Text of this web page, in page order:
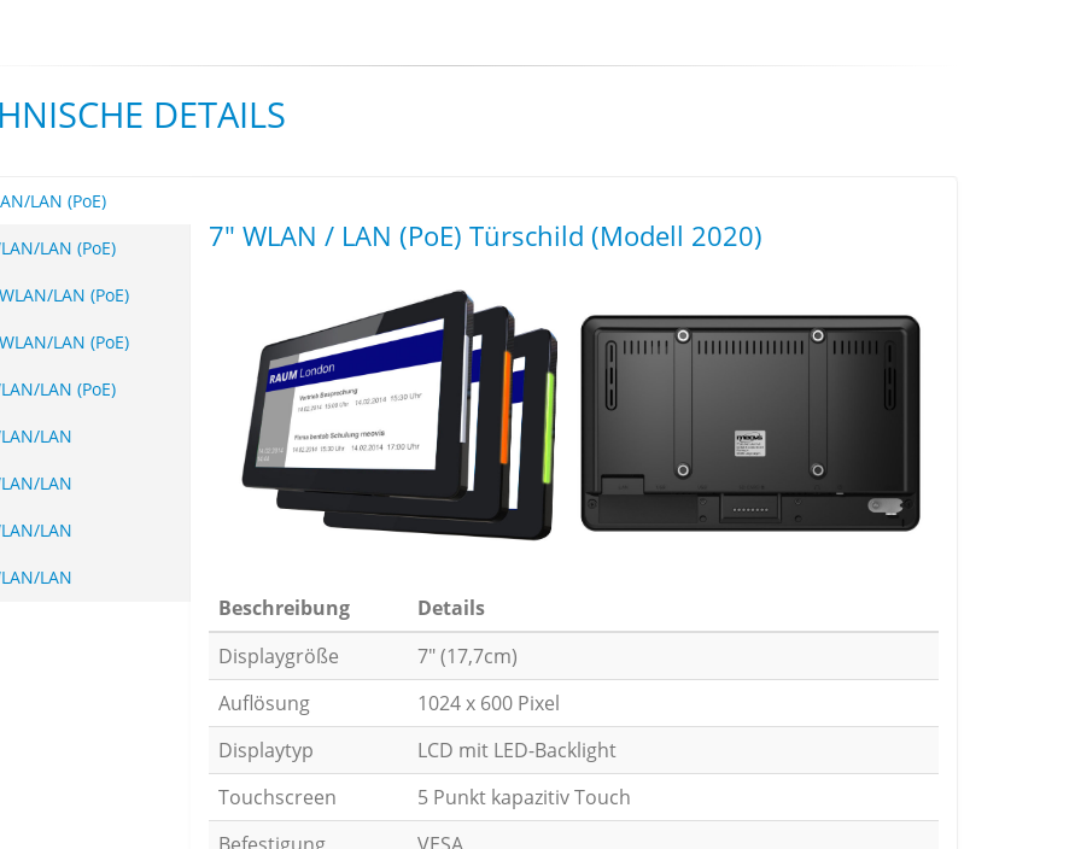
DETAILS
LAN (PoE)
LAN (PoE)
LAN (PoE)
LAN (PoE)
LAN (PoE)
LAN
LAN
LAN
LAN
7" WLAN / LAN (PoE) Türschild (Modell 2020)
Beschreibung
Details
Displaygröße
7" (17,7cm)
Auflösung
1024 x 600 Pixel
Displaytyp
LCD mit LED-Backlight
Touchscreen
5 Punkt kapazitiv Touch